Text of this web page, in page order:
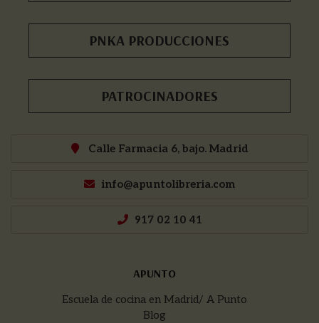
PNKA PRODUCCIONES
PATROCINADORES
Calle Farmacia 6, bajo. Madrid
info@apuntolibreria.com
917 02 10 41
APUNTO
Escuela de cocina en Madrid/ A Punto
Blog